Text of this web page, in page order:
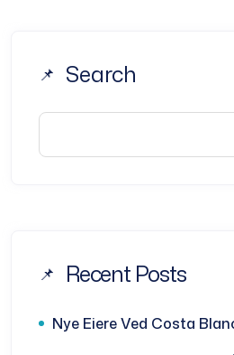
Search
Recent Posts
Nye Eiere Ved Costa